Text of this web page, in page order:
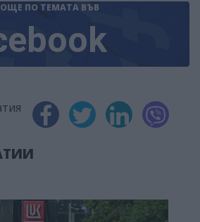
ОЩЕ ПО ТЕМАТА ВЪВ